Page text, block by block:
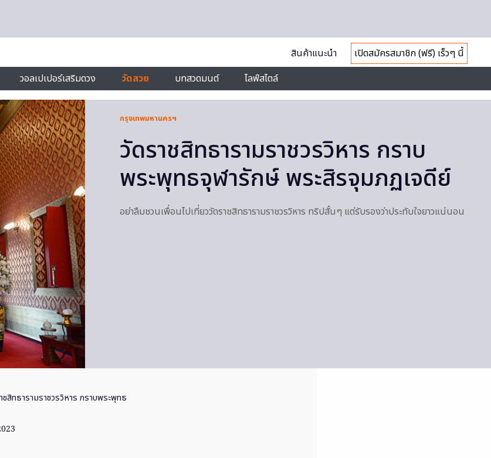
สินค้าแนะนำ
เปิดสมัครสมาชิก (ฟรี) เร็วๆ นี้
วอลเปเปอร์เสริมดวง วัดสวย บทสวดมนต์ ไลฟ์สไตล์
กรุงเทพมหานครฯ
วัดราชสิทธารามราชวรวิหาร กราบ
พระพุทธจุฬารักษ์ พระสิรจุมภฏเจดีย์
อย่าลืมชวนเพื่อนไปเที่ยววัดราชสิทธารามราชวรวิหาร ทริปสั้นๆ แต่รับรองว่าประทับใจยาวแน่นอน
ชสิทธารามราชวรวิหาร กราบพระพุทธ